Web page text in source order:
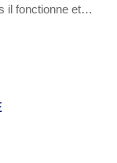
il fonctionne et…